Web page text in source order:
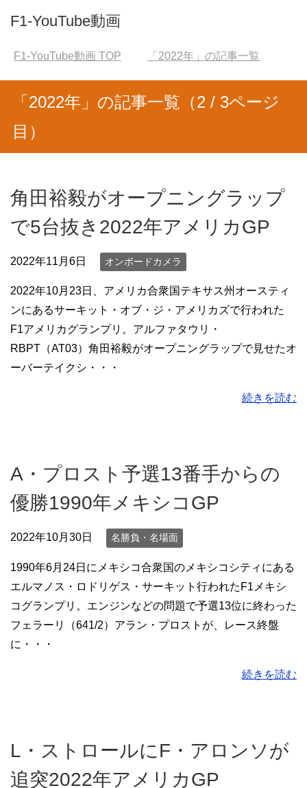
F1-YouTube動画
F1-YouTube動画 TOP 「2022年」の記事一覧
「2022年」の記事一覧（2 / 3ページ
目）
角田裕毅がオープニングラップ
で5台抜き2022年アメリカGP
2022年11月6日 オンボードカメラ
2022年10月23日、アメリカ合衆国テキサス州オースティ
ンにあるサーキット・オブ・ジ・アメリカズで行われた
F1アメリカグランプリ。アルファタウリ・
RBPT（AT03）角田裕毅がオープニングラップで見せたオ
ーバーテイクシ・・・
続きを読む
A・プロスト予選13番手からの
優勝1990年メキシコGP
2022年10月30日 名勝負・名場面
1990年6月24日にメキシコ合衆国のメキシコシティにある
エルマノス・ロドリゲス・サーキット行われたF1メキシ
コグランプリ。エンジンなどの問題で予選13位に終わった
フェラーリ（641/2）アラン・プロストが、レース終盤
に・・・
続きを読む
L・ストロールにF・アロンソが
追突2022年アメリカGP